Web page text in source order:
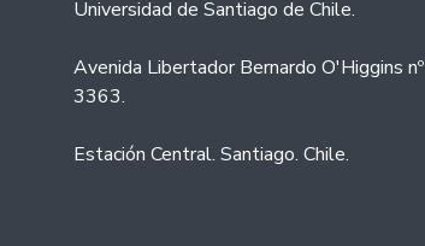
Universidad de Santiago de Chile.
Avenida Libertador Bernardo O'Higgins nº
3363.
Estación Central. Santiago. Chile.